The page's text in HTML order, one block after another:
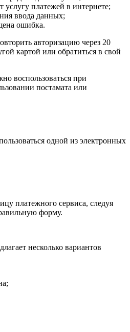
услугу платежей в интернете;
ввода данных;
ошибка.
авторизацию через 20
картой или обратиться в свой
воспользоваться при
постамата или
одной из электронных
платежного сервиса, следуя
форму.
несколько вариантов